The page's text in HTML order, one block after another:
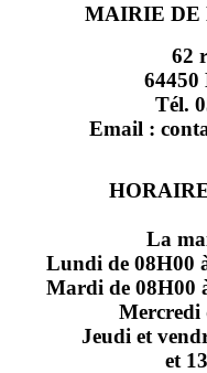
MAIRIE DE
62
64450
Tél.
Email :
La
Lundi de 08H00
Mardi de 08H00
Mercredi
Jeudi et
et